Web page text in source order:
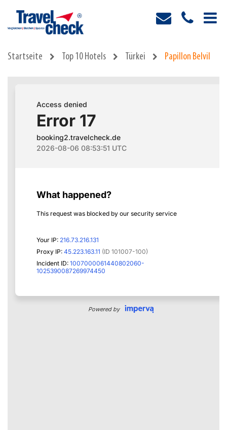
Startseite Top 10 Hotels Türkei Papillon Belvil